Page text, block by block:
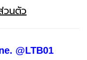
วนตัว
@LTB01